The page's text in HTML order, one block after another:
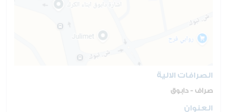
الصرافات الالية
صراف - دابوق
العنوان